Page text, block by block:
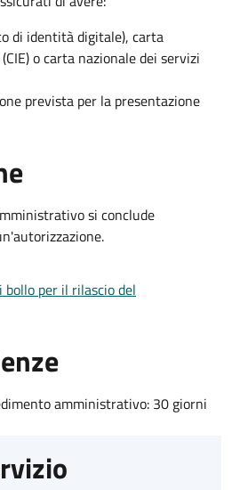
di identità digitale), carta
o carta nazionale dei servizi
prevista per la presentazione
si conclude
per il rilascio del
amministrativo: 30 giorni